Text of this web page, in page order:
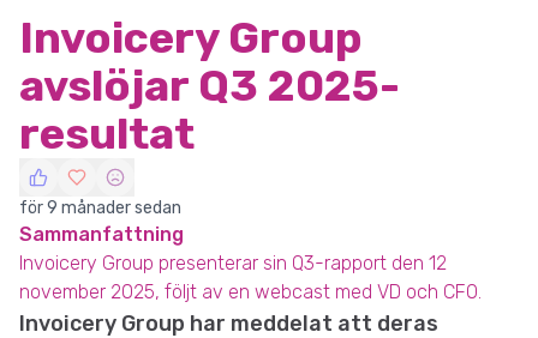
Invoicery Group
avslöjar Q3 2025-
resultat
för 9 månader sedan
Sammanfattning
Invoicery Group presenterar sin Q3-rapport den 12
november 2025, följt av en webcast med VD och CFO.
Invoicery Group har meddelat att deras